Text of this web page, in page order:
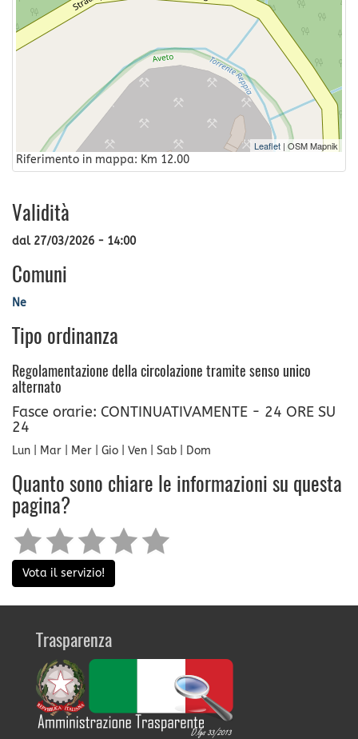
Leaflet | OSM Mapnik
Riferimento in mappa: Km 12.00
Validità
dal 27/03/2026 - 14:00
Comuni
Ne
Tipo ordinanza
Regolamentazione della circolazione tramite senso unico
alternato
Fasce orarie: CONTINUATIVAMENTE - 24 ORE SU
24
Lun | Mar | Mer | Gio | Ven | Sab | Dom
Quanto sono chiare le informazioni su questa
pagina?
Vota il servizio!
Trasparenza